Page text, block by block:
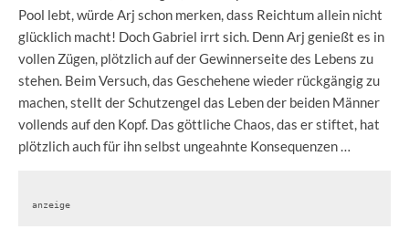
Pool lebt, würde Arj schon merken, dass Reichtum allein nicht
glücklich macht! Doch Gabriel irrt sich. Denn Arj genießt es in
vollen Zügen, plötzlich auf der Gewinnerseite des Lebens zu
stehen. Beim Versuch, das Geschehene wieder rückgängig zu
machen, stellt der Schutzengel das Leben der beiden Männer
vollends auf den Kopf. Das göttliche Chaos, das er stiftet, hat
plötzlich auch für ihn selbst ungeahnte Konsequenzen …
anzeige